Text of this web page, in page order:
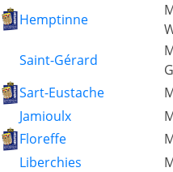
Hemptinne
Saint-Gérard
Sart-Eustache
Jamioulx
Floreffe
Liberchies